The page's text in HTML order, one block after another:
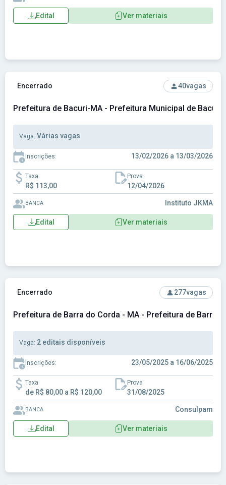
Edital Ver materiais
Ver concurso: Prefeitura de Bacuri-MA - Prefeitura
Encerrado 40vagas
Prefeitura de Bacuri-MA - Prefeitura Municipal de Bacuri-
Vaga: Várias vagas
Inscrições: 13/02/2026 a 13/03/2026
Taxa
R$ 113,00
Prova
12/04/2026
BANCA Instituto JKMA
Edital Ver materiais
Ver concurso: Prefeitura de Barra do Corda - MA -
Encerrado 277vagas
Prefeitura de Barra do Corda - MA - Prefeitura de Barra
Vaga: 2 editais disponíveis
Inscrições: 23/05/2025 a 16/06/2025
Taxa
de R$ 80,00 a R$ 120,00
Prova
31/08/2025
BANCA Consulpam
Edital Ver materiais